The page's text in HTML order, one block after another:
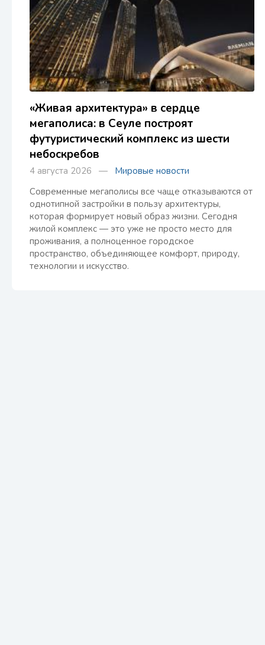
«Живая архитектура» в сердце
мегаполиса: в Сеуле построят
футуристический комплекс из шести
небоскребов
4 августа 2026 — Мировые новости
Современные мегаполисы все чаще отказываются от
однотипной застройки в пользу архитектуры,
которая формирует новый образ жизни. Сегодня
жилой комплекс — это уже не просто место для
проживания, а полноценное городское
пространство, объединяющее комфорт, природу,
технологии и искусство.